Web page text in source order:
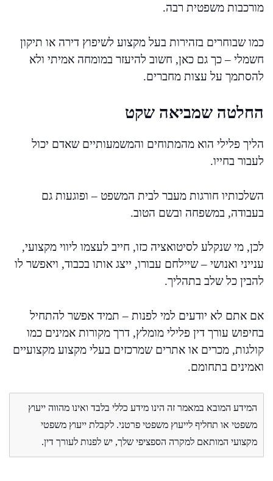
מורכבות משפטית רבה.
כמו שבוחרים בזהירות בעל מקצוע לשיפוץ דירה או תיקון
חשמלי – כך גם כאן, חשוב להיעזר במומחה אמיתי ולא
להסתמך על עצות מחברים.
החלטה שמביאה שקט
הליך פלילי הוא מהמתוחים והמשמעותיים שאדם יכול
לעבור בחייו.
השלכותיו חורגות מעבר לבית המשפט – ופוגעות גם
בעבודה, במשפחה ובשם הטוב.
לכן, מי שנקלע לסיטואציה כזו, חייב לעצמו ליווי מקצועי,
ענייני ואנושי – שיילחם עבורו, ייצג אותו בכבוד, ויאפשר לו
להבין כל שלב בתהליך.
אם אתם לא יודעים למי לפנות – תמיד אפשר להתחיל
בחיפוש עורך דין פלילי מומלץ, דרך מקורות אמינים כמו
קולגות, מכרים או אתרים שמרכזים בעלי מקצוע מקצועיים
ואמינים בתחומם.
המידע המובא במאמר זה הינו מידע כללי בלבד ואינו מהווה ייעוץ
משפטי או תחליף לייעוץ משפטי פרטני. לקבלת ייעוץ משפטי
מקצועי המותאם למקרה הספציפי שלך, יש לפנות לעורך דין.